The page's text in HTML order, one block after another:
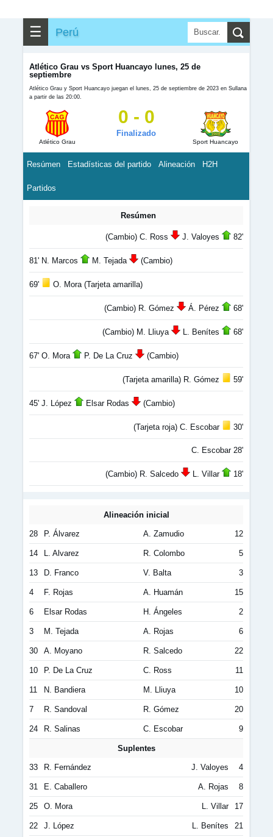
☰ Perú
Atlético Grau vs Sport Huancayo lunes, 25 de
septiembre
Atlético Grau y Sport Huancayo juegan el lunes, 25 de septiembre de 2023 en Sullana
a partir de las 20:00.
Atlético Grau
0 - 0
Finalizado
Sport Huancayo
Resúmen Estadísticas del partido Alineación H2H
Partidos
Resúmen
(Cambio) C. Ross J. Valoyes 82'
81' N. Marcos M. Tejada (Cambio)
69' O. Mora (Tarjeta amarilla)
(Cambio) R. Gómez Á. Pérez 68'
(Cambio) M. Lliuya L. Benítes 68'
67' O. Mora P. De La Cruz (Cambio)
(Tarjeta amarilla) R. Gómez 59'
45' J. López Elsar Rodas (Cambio)
(Tarjeta roja) C. Escobar 30'
C. Escobar 28'
(Cambio) R. Salcedo L. Villar 18'
Alineación inicial
28 P. Álvarez A. Zamudio 12
14 L. Alvarez R. Colombo 5
13 D. Franco V. Balta 3
4 F. Rojas A. Huamán 15
6 Elsar Rodas H. Ángeles 2
3 M. Tejada A. Rojas 6
30 A. Moyano R. Salcedo 22
10 P. De La Cruz C. Ross 11
11 N. Bandiera M. Lliuya 10
7 R. Sandoval R. Gómez 20
24 R. Salinas C. Escobar 9
Suplentes
33 R. Fernández J. Valoyes 4
31 E. Caballero A. Rojas 8
25 O. Mora L. Villar 17
22 J. López L. Benítes 21